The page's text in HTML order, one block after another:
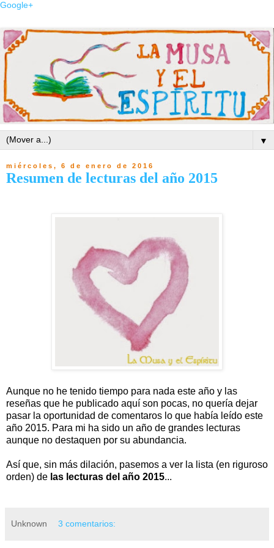
Google+
▼
miércoles, 6 de enero de 2016
Resumen de lecturas del año 2015
Aunque no he tenido tiempo para nada este año y las
reseñas que he publicado aquí son pocas, no quería dejar
pasar la oportunidad de comentaros lo que había leído este
año 2015. Para mi ha sido un año de grandes lecturas
aunque no destaquen por su abundancia.
Así que, sin más dilación, pasemos a ver la lista (en riguroso
orden) de las lecturas del año 2015...
Unknown 3 comentarios: